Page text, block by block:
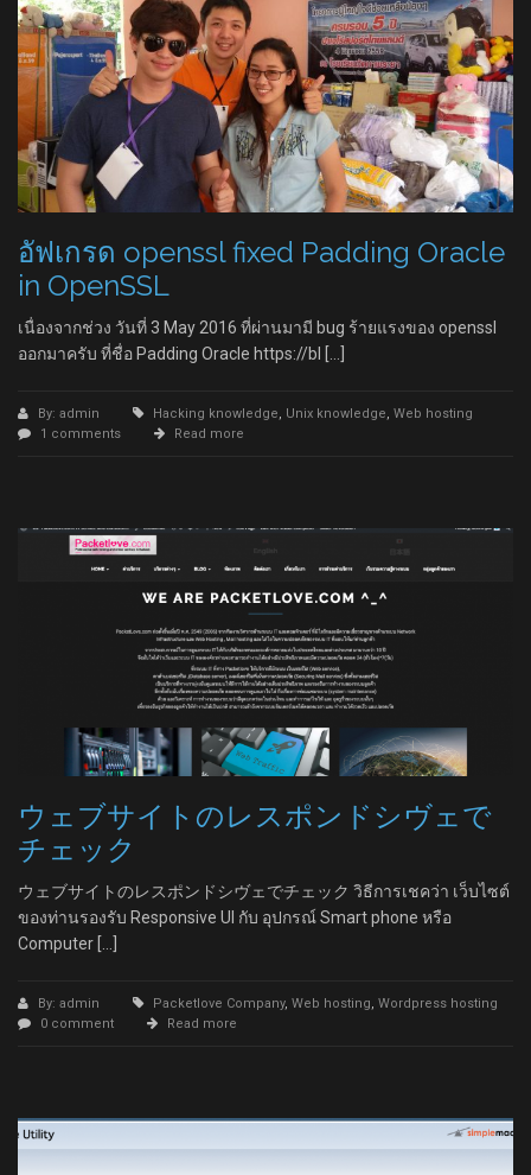
อัฟเกรด openssl fixed Padding Oracle
in OpenSSL
เนื่องจากช่วง วันที่ 3 May 2016 ที่ผ่านมามี bug ร้ายแรงของ openssl
ออกมาครับ ที่ชื่อ Padding Oracle https://bl […]
By: admin Hacking knowledge, Unix knowledge, Web hosting
1 comments
Read more
ウェブサイトのレスポンドシヴェで
チェック
ウェブサイトのレスポンドシヴェでチェック วิธีการเชคว่า เว็บไซต์
ของท่านรองรับ Responsive UI กับ อุปกรณ์ Smart phone หรือ
Computer […]
By: admin Packetlove Company, Web hosting, Wordpress hosting
0 comment
Read more